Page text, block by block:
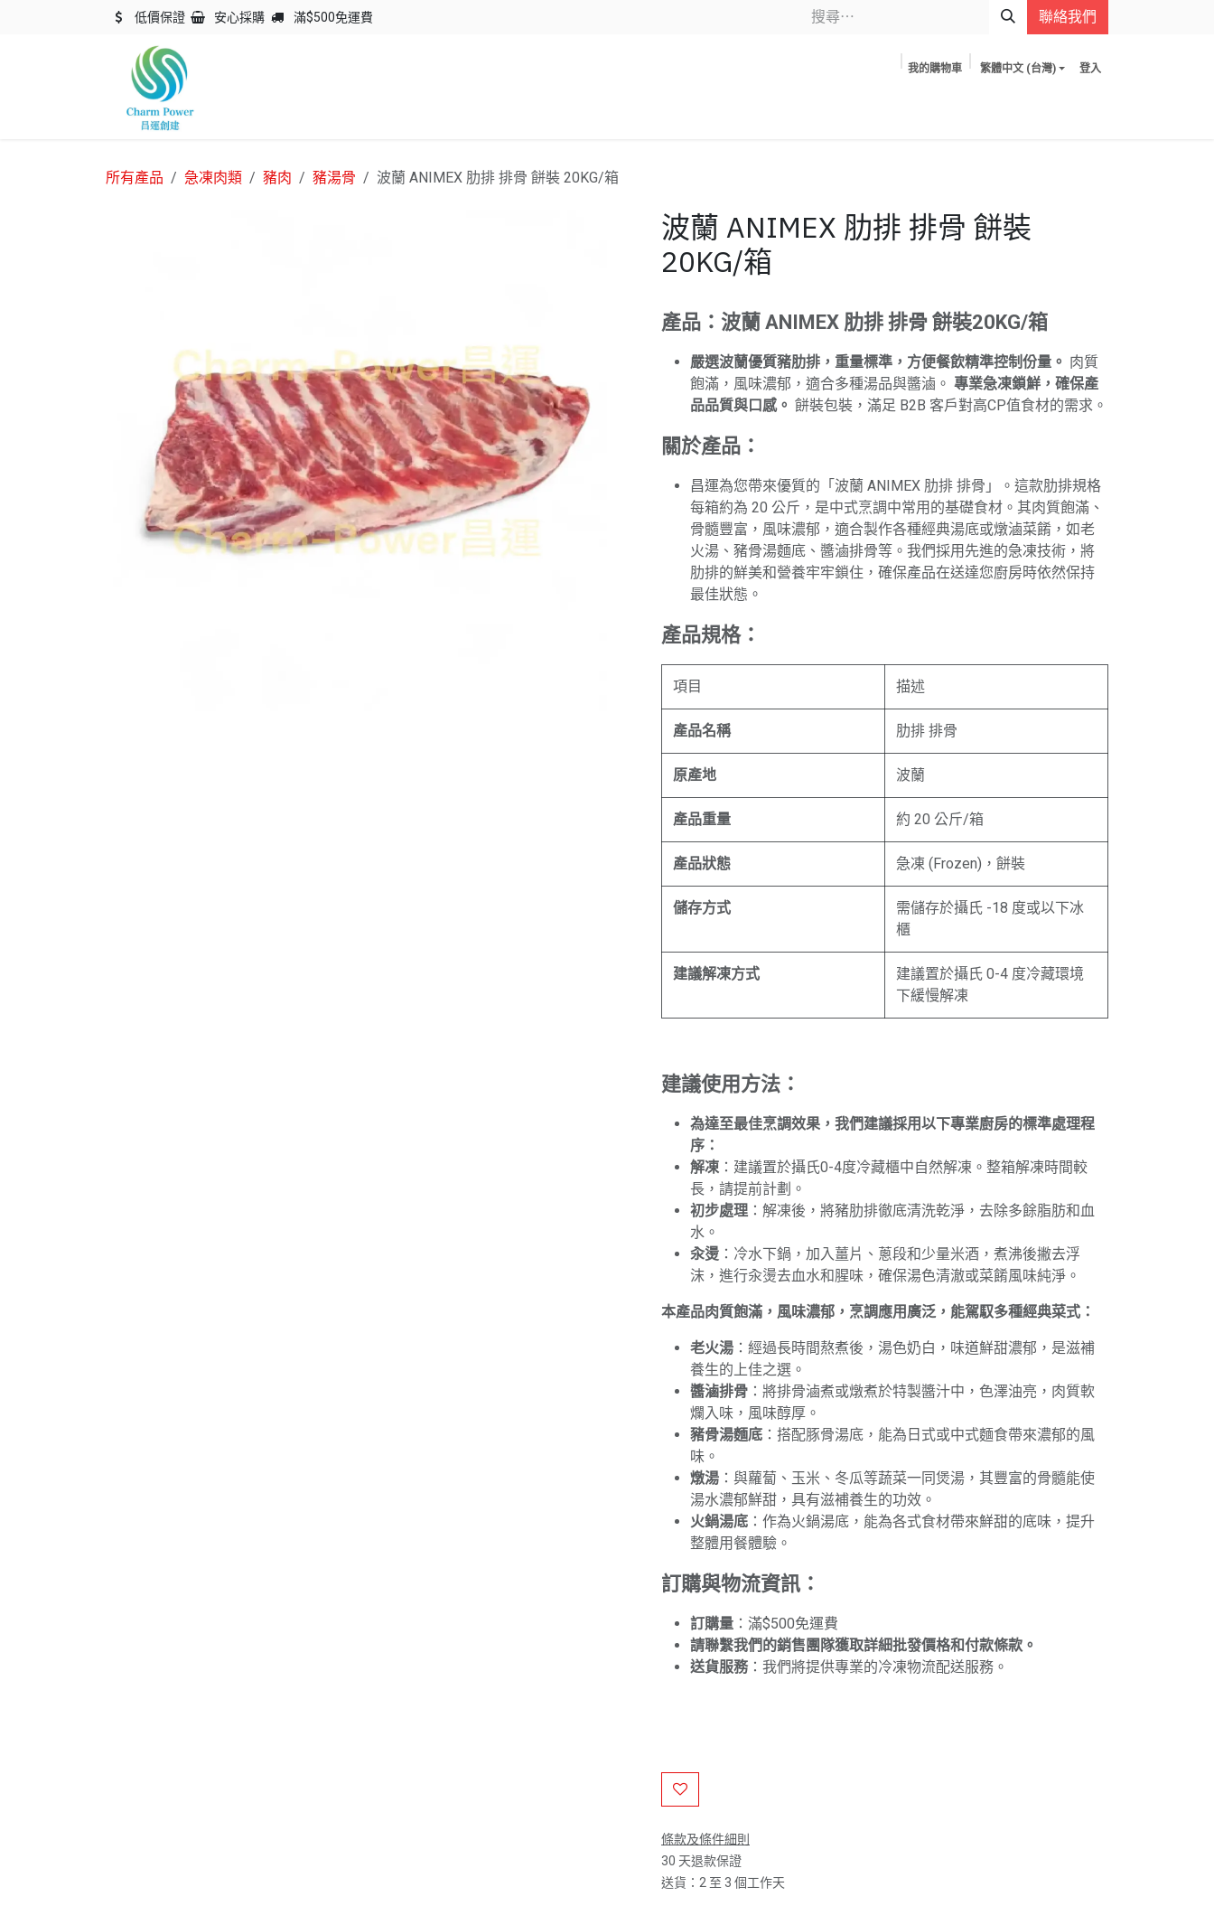
低價保證 安心採購 滿$500免運費 聯絡我們
我的購物車 繁體中文 (台灣) 登入
所有產品 急凍肉類 豬肉 豬湯骨 波蘭 ANIMEX 肋排 排骨 餅裝 20KG/箱
波蘭 ANIMEX 肋排 排骨 餅裝
20KG/箱
產品：波蘭 ANIMEX 肋排 排骨 餅裝20KG/箱
嚴選波蘭優質豬肋排，重量標準，方便餐飲精準控制份量。 肉質
飽滿，風味濃郁，適合多種湯品與醬滷。 專業急凍鎖鮮，確保產
品品質與口感。 餅裝包裝，滿足 B2B 客戶對高CP值食材的需求。
關於產品：
昌運為您帶來優質的「波蘭 ANIMEX 肋排 排骨」。這款肋排規格
每箱約為 20 公斤，是中式烹調中常用的基礎食材。其肉質飽滿、
骨髓豐富，風味濃郁，適合製作各種經典湯底或燉滷菜餚，如老
火湯、豬骨湯麵底、醬滷排骨等。我們採用先進的急凍技術，將
肋排的鮮美和營養牢牢鎖住，確保產品在送達您廚房時依然保持
最佳狀態。
產品規格：
項目 描述
產品名稱 肋排 排骨
原產地 波蘭
產品重量 約 20 公斤/箱
產品狀態 急凍 (Frozen)，餅裝
儲存方式
需儲存於攝氏 -18 度或以下冰
櫃
建議解凍方式
建議置於攝氏 0-4 度冷藏環境
下緩慢解凍
建議使用方法：
為達至最佳烹調效果，我們建議採用以下專業廚房的標準處理程
序：
解凍 ：建議置於攝氏0-4度冷藏櫃中自然解凍。整箱解凍時間較
長，請提前計劃。
初步處理 ：解凍後，將豬肋排徹底清洗乾淨，去除多餘脂肪和血
水。
汆燙 ：冷水下鍋，加入薑片、蔥段和少量米酒，煮沸後撇去浮
沫，進行汆燙去血水和腥味，確保湯色清澈或菜餚風味純淨。
本產品肉質飽滿，風味濃郁，烹調應用廣泛，能駕馭多種經典菜式：
老火湯 ：經過長時間熬煮後，湯色奶白，味道鮮甜濃郁，是滋補
養生的上佳之選。
醬滷排骨 ：將排骨滷煮或燉煮於特製醬汁中，色澤油亮，肉質軟
爛入味，風味醇厚。
豬骨湯麵底 ：搭配豚骨湯底，能為日式或中式麵食帶來濃郁的風
味。
燉湯 ：與蘿蔔、玉米、冬瓜等蔬菜一同煲湯，其豐富的骨髓能使
湯水濃郁鮮甜，具有滋補養生的功效。
火鍋湯底 ：作為火鍋湯底，能為各式食材帶來鮮甜的底味，提升
整體用餐體驗。
訂購與物流資訊：
訂購量 ：滿$500免運費
請聯繫我們的銷售團隊獲取詳細批發價格和付款條款。
送貨服務 ：我們將提供專業的冷凍物流配送服務。
條款及條件細則
30 天退款保證
送貨：2 至 3 個工作天